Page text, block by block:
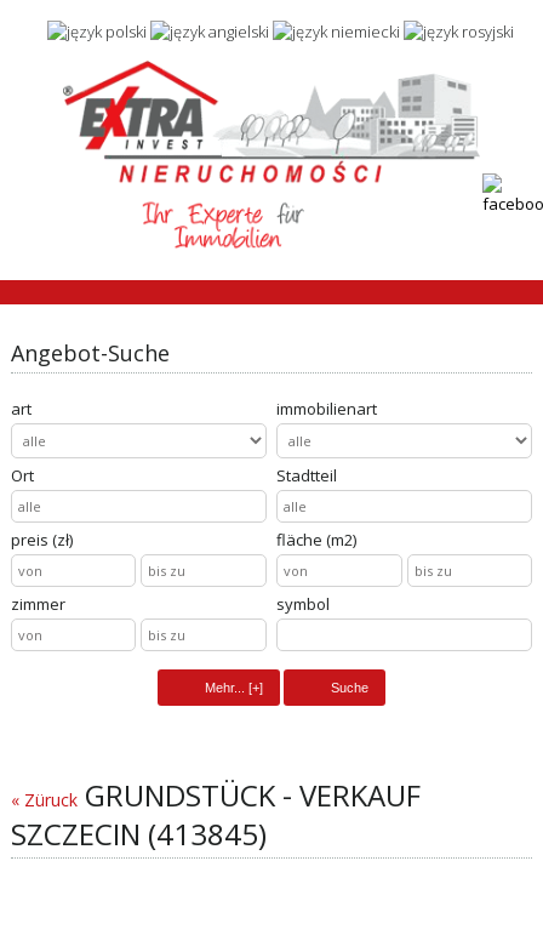
Angebot-Suche
art immobilienart
Ort Stadtteil
preis (zł) fläche (m2)
zimmer symbol
« ZüruckGRUNDSTÜCK - VERKAUF
SZCZECIN (413845)